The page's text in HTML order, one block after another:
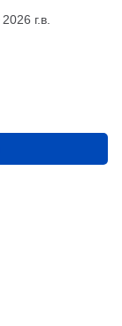
2026 г.в.